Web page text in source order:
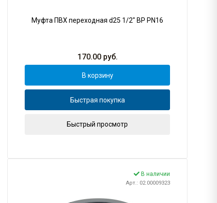
Муфта ПВХ переходная d25 1/2" ВР PN16
170.00руб.
В корзину
Быстрая покупка
Быстрый просмотр
В наличии
Арт.: 02.00009323